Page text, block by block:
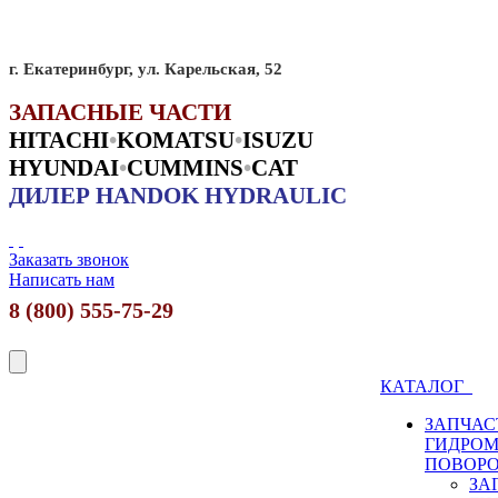
г. Екатеринбург, ул. Карельская, 52
ЗАПАСНЫЕ ЧАСТИ
HITACHI•KOMATSU•ISUZU
HYUNDAI•CUMMINS•CAT
ДИЛЕР HANDOK HYDRAULIC
Заказать звонок
Написать нам
8 (800) 555-75-29
КАТАЛОГ